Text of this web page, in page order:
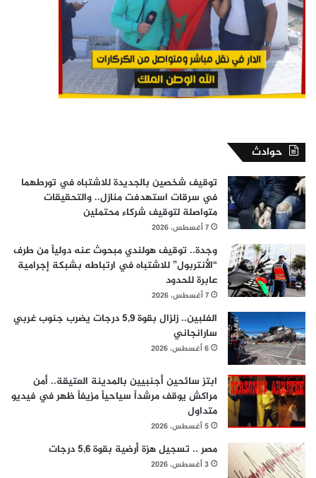
حوادث
توقيف شخصين بالجديدة للاشتباه في تورطهما
في سرقات استهدفت منازل.. والتحقيقات
متواصلة لتوقيف شركاء محتملين
7 أغسطس، 2026
وجدة.. توقيف هولندي مبحوث عنه دولياً من طرف
“الأنتربول” للاشتباه في ارتباطه بشبكة إجرامية
عابرة للحدود
7 أغسطس، 2026
الفلبين.. زلزال بقوة 5,9 درجات يضرب جنوب غربي
سارانجاني
6 أغسطس، 2026
ابتز سائحين أجنبيين بالمدينة العتيقة.. أمن
مراكش يوقف مرشداً سياحياً مزيفاً ظهر في فيديو
متداول
5 أغسطس، 2026
مصر .. تسجيل هزة أرضية بقوة 5,6 درجات
3 أغسطس، 2026